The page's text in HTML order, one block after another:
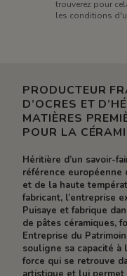
trouverez pour
les conditions
PRODUCTEUR
D’OCRES ET
MATIÈRES
POUR LA
Héritière d’un savoir-
référence européenne
et de la haute
fabricant, l’entreprise
Puisaye et fabrique
de pâtes céramiques,
Entreprise du
souligne sa capacité à
force qui se retrouve